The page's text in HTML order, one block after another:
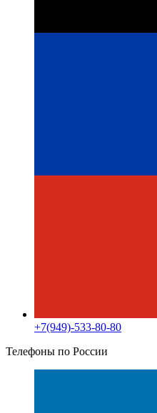
+7(949)-533-80-80
Телефоны по России